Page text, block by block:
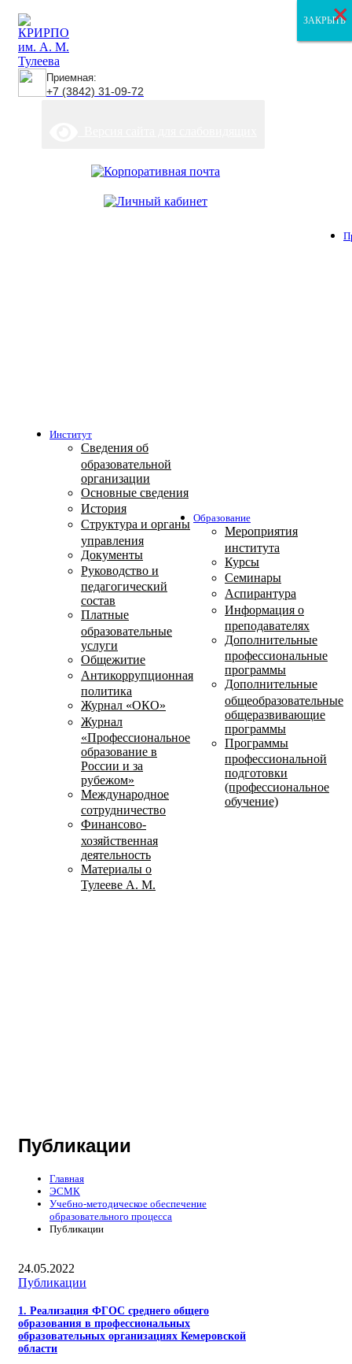
Приемная:
+7 (3842) 31-09-72
Институт
Сведения об
образовательной
организации
Основные сведения
История
Структура и органы
управления
Документы
Руководство и
педагогический
состав
Платные
образовательные
услуги
Общежитие
Антикоррупционная
политика
Журнал «ОКО»
Журнал
«Профессиональное
образование в
России и за
рубежом»
Международное
сотрудничество
Финансово-
хозяйственная
деятельность
Материалы о
Тулееве А. М.
Образование
Мероприятия
института
Курсы
Семинары
Аспирантура
Информация о
преподавателях
Дополнительные
профессиональные
программы
Дополнительные
общеобразовательные
общеразвивающие
программы
Программы
профессиональной
подготовки
(профессиональное
обучение)
Публикации
Главная
ЭСМК
Учебно-методическое обеспечение
образовательного процесса
Публикации
24.05.2022
Публикации
1. Реализация ФГОС среднего общего
образования в профессиональных
образовательных организациях Кемеровской
области
ЗАКРЫТЬ
ЗАКРЫТЬ
ЗАКРЫТЬ
×
×
×